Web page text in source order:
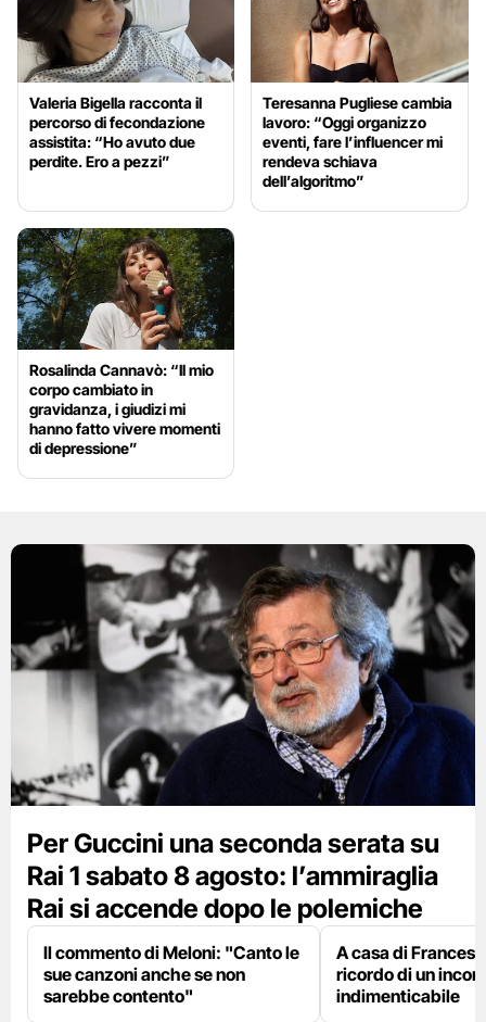
Valeria Bigella racconta il
percorso di fecondazione
assistita: “Ho avuto due
perdite. Ero a pezzi”
Teresanna Pugliese cambia
lavoro: “Oggi organizzo
eventi, fare l’influencer mi
rendeva schiava
dell’algoritmo”
Rosalinda Cannavò: “Il mio
corpo cambiato in
gravidanza, i giudizi mi
hanno fatto vivere momenti
di depressione”
Per Guccini una seconda serata su
Rai 1 sabato 8 agosto: l’ammiraglia
Rai si accende dopo le polemiche
Il commento di Meloni: "Canto le
sue canzoni anche se non
sarebbe contento"
A casa di
ricordo di un
indimenticabile